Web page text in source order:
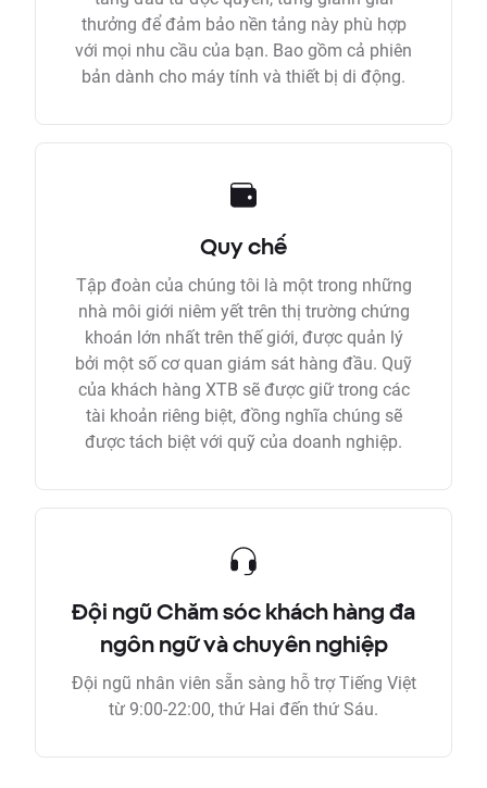
thưởng để đảm bảo nền tảng này phù hợp
với mọi nhu cầu của bạn. Bao gồm cả phiên
bản dành cho máy tính và thiết bị di động.
Quy chế
Tập đoàn của chúng tôi là một trong những
nhà môi giới niêm yết trên thị trường chứng
khoán lớn nhất trên thế giới, được quản lý
bởi một số cơ quan giám sát hàng đầu. Quỹ
của khách hàng XTB sẽ được giữ trong các
tài khoản riêng biệt, đồng nghĩa chúng sẽ
được tách biệt với quỹ của doanh nghiệp.
Đội ngũ Chăm sóc khách hàng đa
ngôn ngữ và chuyên nghiệp
Đội ngũ nhân viên sẵn sàng hỗ trợ Tiếng Việt
từ 9:00-22:00, thứ Hai đến thứ Sáu.